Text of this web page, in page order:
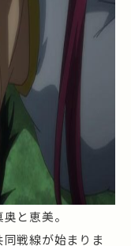
と恵美。
戦線が始まりま